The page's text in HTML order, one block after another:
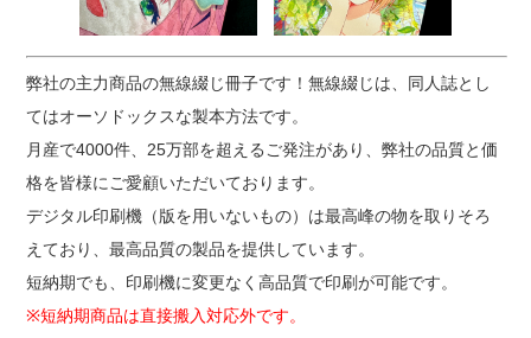
弊社の主力商品の無線綴じ冊子です！無線綴じは、同人誌とし
てはオーソドックスな製本方法です。
月産で4000件、25万部を超えるご発注があり、弊社の品質と価
格を皆様にご愛顧いただいております。
デジタル印刷機（版を用いないもの）は最高峰の物を取りそろ
えており、最高品質の製品を提供しています。
短納期でも、印刷機に変更なく高品質で印刷が可能です。
※短納期商品は直接搬入対応外です。